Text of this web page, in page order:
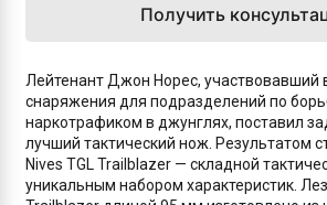
Получить
Лейтенант Джон Норес, участвовавший
снаряжения для подразделений по
наркотрафиком в джунглях, поставил
лучший тактический нож. Результатом
Nives TGL Trailblazer — складной
уникальным набором характеристик.